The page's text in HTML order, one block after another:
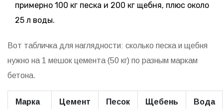
примерно 100 кг песка и 200 кг щебня, плюс около
25 л воды.
Вот табличка для наглядности: сколько песка и щебня
нужно на 1 мешок цемента (50 кг) по разным маркам
бетона.
Марка
Цемент
Песок
Щебень
Вода